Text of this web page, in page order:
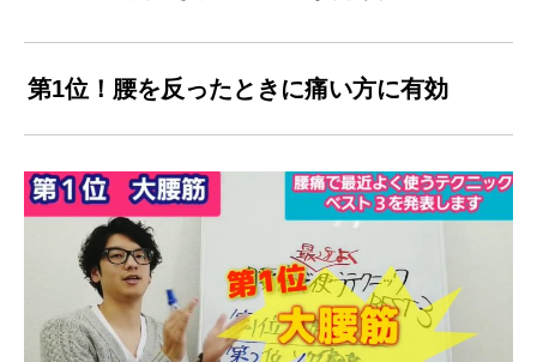
第1位！腰を反ったときに痛い方に有効